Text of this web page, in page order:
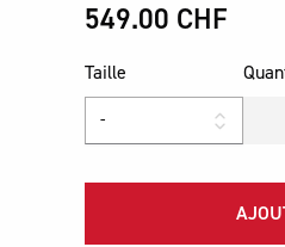
549.00 CHF
Taille